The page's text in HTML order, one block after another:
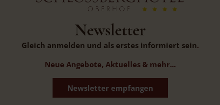
Newsletter
Gleich anmelden und als erstes informiert sein.
Neue Angebote, Aktuelles & mehr...
Newsletter empfangen